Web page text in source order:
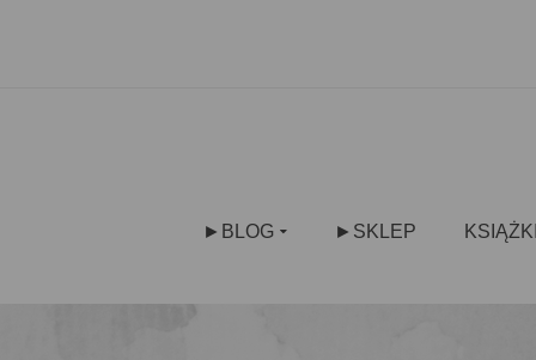
►BLOG ►SKLEP